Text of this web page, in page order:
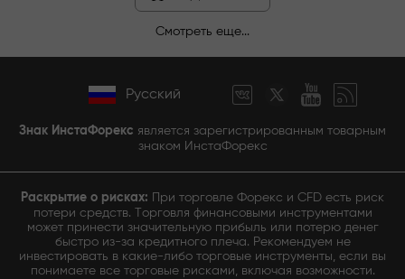
Смотреть еще...
Русский
Знак ИнстаФорекс является зарегистрированным товарным
знаком ИнстаФорекс
Раскрытие о рисках: При торговле Форекс и CFD есть риск
потери средств. Торговля финансовыми инструментами
может принести значительную прибыль или потерю денег
быстро из-за кредитного плеча. Рекомендуем не
инвестировать в какие-либо торговые инструменты, если вы
понимаете все торговые рисками, включая возможности.